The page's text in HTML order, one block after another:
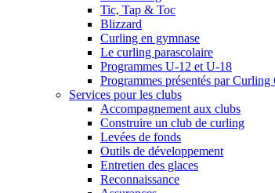
Tic, Tap & Toc
Blizzard
Curling en gymnase
Le curling parascolaire
Programmes U-12 et U-18
Programmes présentés par
Services pour les clubs
Accompagnement aux clubs
Construire un club de curling
Levées de fonds
Outils de développement
Entretien des glaces
Reconnaissance